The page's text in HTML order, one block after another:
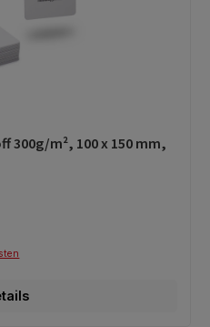
von 0 von 5 Sternen
300g/m², 100 x 150 mm,